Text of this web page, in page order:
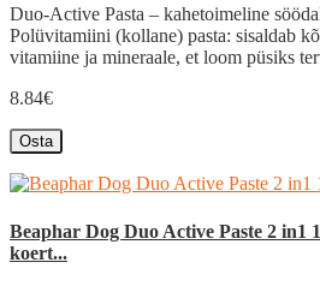
Duo-Active Pasta – kahetoimeline
Polüvitamiini (kollane) pasta: sisaldab
vitamiine ja mineraale, et loom püsiks
8.84€
Osta
Beaphar Dog Duo Active Paste 2 in1
koert...